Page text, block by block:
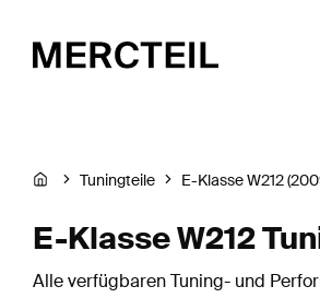
Tuningteile E-Klasse W212
E-Klasse W212
Alle verfügbaren Tuning- und